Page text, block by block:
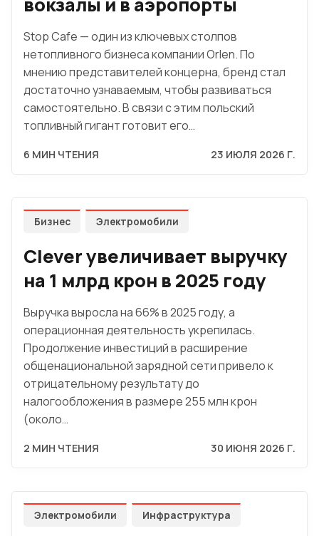
Stop Cafe — один из ключевых столпов
нетопливного бизнеса компании Orlen. По
мнению представителей концерна, бренд стал
достаточно узнаваемым, чтобы развиваться
самостоятельно. В связи с этим польский
топливный гигант готовит его…
6 МИН ЧТЕНИЯ 23 ИЮЛЯ 2026 Г.
Бизнес Электромобили
Clever увеличивает выручку
на 1 млрд крон в 2025 году
Выручка выросла на 66% в 2025 году, а
операционная деятельность укрепилась.
Продолжение инвестиций в расширение
общенациональной зарядной сети привело к
отрицательному результату до
налогообложения в размере 255 млн крон
(около…
2 МИН ЧТЕНИЯ 30 ИЮНЯ 2026 Г.
Электромобили Инфраструктура